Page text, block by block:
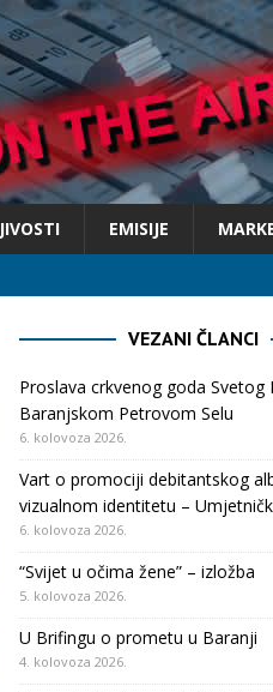
EMISIJE
VEZANI ČLANCI
Proslava crkvenog goda Svetog
Baranjskom Petrovom Selu
6. kolovoza 2026.
Vart o promociji debitantskog
vizualnom identitetu –
6. kolovoza 2026.
“Svijet u očima žene” – izložba
5. kolovoza 2026.
U Brifingu o prometu u Baranji
4. kolovoza 2026.